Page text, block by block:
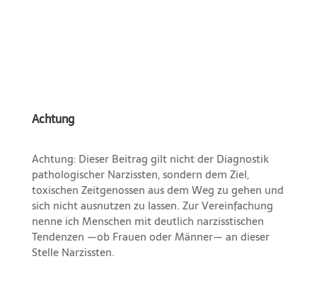
Achtung
Achtung: Dieser Beitrag gilt nicht der Diagnostik
pathologischer Narzissten, sondern dem Ziel,
toxischen Zeitgenossen aus dem Weg zu gehen und
sich nicht ausnutzen zu lassen. Zur Vereinfachung
nenne ich Menschen mit deutlich narzisstischen
Tendenzen —ob Frauen oder Männer— an dieser
Stelle Narzissten.